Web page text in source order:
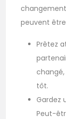
peuvent être
Prêtez
changé,
tôt.
Gardez
Peut-